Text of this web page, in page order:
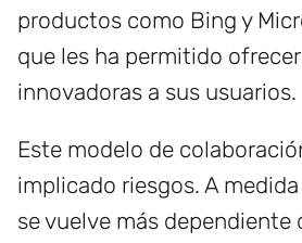
productos como Bing y
que les ha permitido
innovadoras a sus usuarios.
Este modelo de
implicado riesgos. A
se vuelve más dependiente